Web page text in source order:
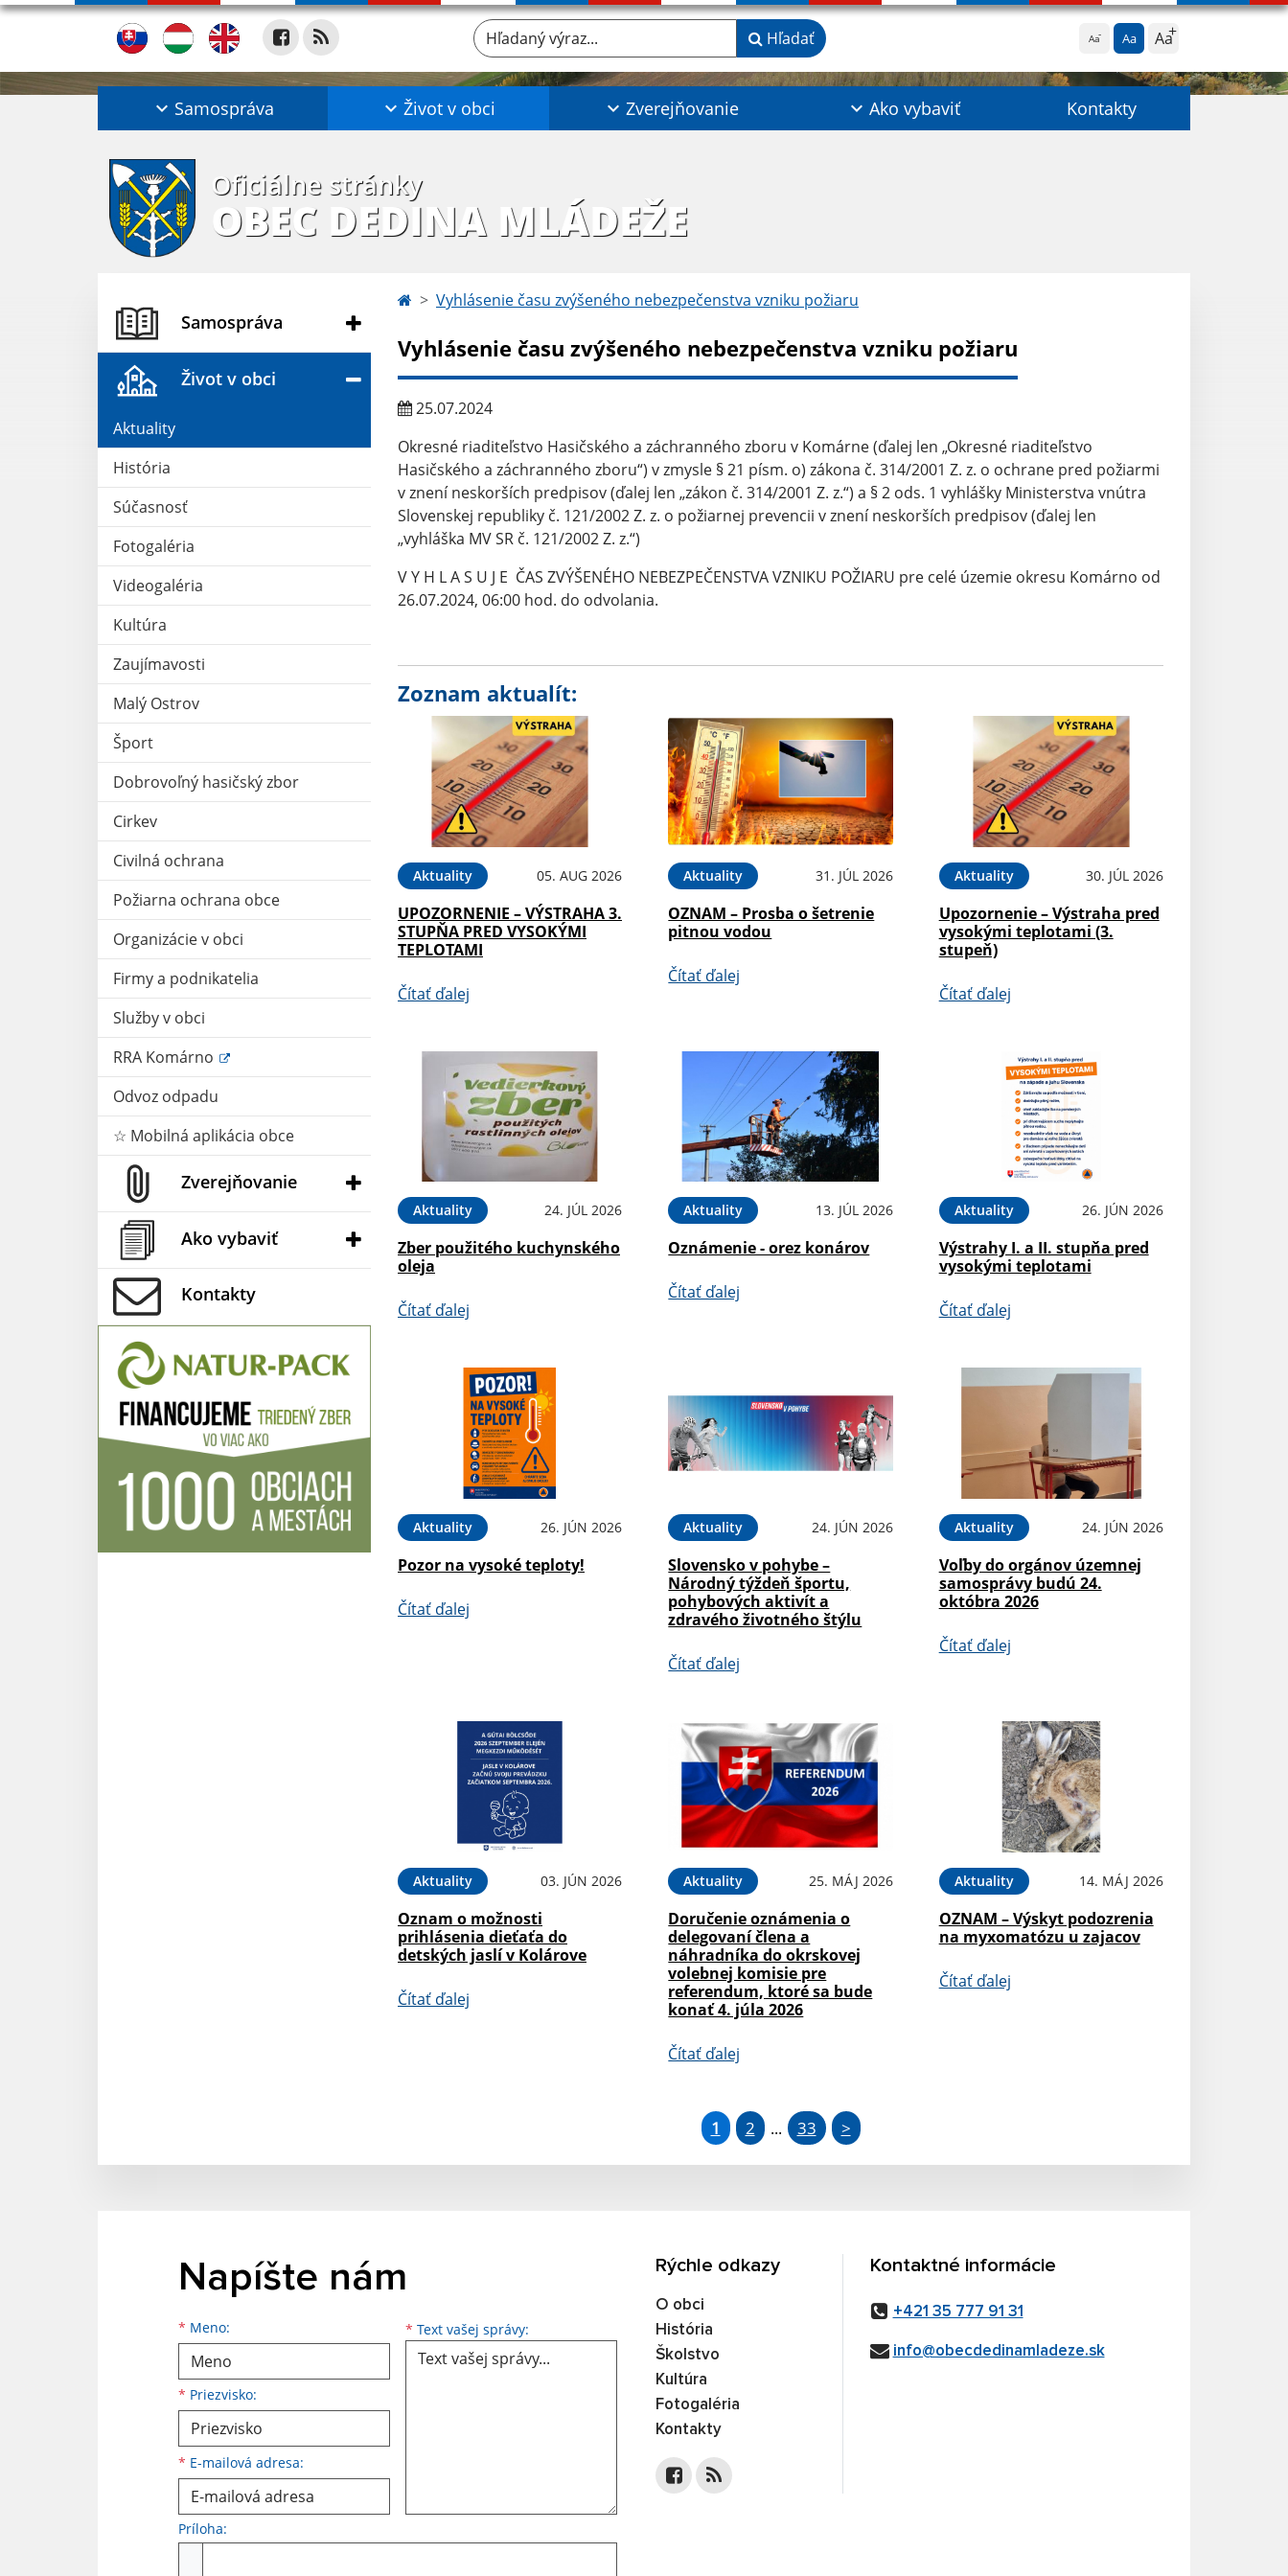
Aa Aa Aa
Hľadaný výraz... Hľadať
Samospráva Život v obci Zverejňovanie Ako vybaviť Kontakty
Oficiálne stránky
OBEC DEDINA MLÁDEŽE
Samospráva
Život v obci
Aktuality
História
Súčasnosť
Fotogaléria
Videogaléria
Kultúra
Zaujímavosti
Malý Ostrov
Šport
Dobrovoľný hasičský zbor
Cirkev
Civilná ochrana
Požiarna ochrana obce
Organizácie v obci
Firmy a podnikatelia
Služby v obci
RRA Komárno
Odvoz odpadu
☆ Mobilná aplikácia obce
Zverejňovanie
Ako vybaviť
Kontakty
Vyhlásenie času zvýšeného nebezpečenstva vzniku požiaru
Vyhlásenie času zvýšeného nebezpečenstva vzniku požiaru
25.07.2024
Okresné riaditeľstvo Hasičského a záchranného zboru v Komárne (ďalej len „Okresné riaditeľstvo
Hasičského a záchranného zboru“) v zmysle § 21 písm. o) zákona č. 314/2001 Z. z. o ochrane pred požiarmi
v znení neskorších predpisov (ďalej len „zákon č. 314/2001 Z. z.“) a § 2 ods. 1 vyhlášky Ministerstva vnútra
Slovenskej republiky č. 121/2002 Z. z. o požiarnej prevencii v znení neskorších predpisov (ďalej len
„vyhláška MV SR č. 121/2002 Z. z.“)
V Y H L A S U J E ČAS ZVÝŠENÉHO NEBEZPEČENSTVA VZNIKU POŽIARU pre celé územie okresu Komárno od
26.07.2024, 06:00 hod. do odvolania.
Zoznam aktualít:
Aktuality 05. AUG 2026
UPOZORNENIE – VÝSTRAHA 3.
STUPŇA PRED VYSOKÝMI
TEPLOTAMI
Čítať ďalej
Aktuality 31. JÚL 2026
OZNAM – Prosba o šetrenie
pitnou vodou
Čítať ďalej
Aktuality 30. JÚL 2026
Upozornenie – Výstraha pred
vysokými teplotami (3.
stupeň)
Čítať ďalej
Aktuality 24. JÚL 2026
Zber použitého kuchynského
oleja
Čítať ďalej
Aktuality 13. JÚL 2026
Oznámenie - orez konárov
Čítať ďalej
Aktuality 26. JÚN 2026
Výstrahy I. a II. stupňa pred
vysokými teplotami
Čítať ďalej
Aktuality 26. JÚN 2026
Pozor na vysoké teploty!
Čítať ďalej
Aktuality 24. JÚN 2026
Slovensko v pohybe –
Národný týždeň športu,
pohybových aktivít a
zdravého životného štýlu
Čítať ďalej
Aktuality 24. JÚN 2026
Voľby do orgánov územnej
samosprávy budú 24.
októbra 2026
Čítať ďalej
Aktuality 03. JÚN 2026
Oznam o možnosti
prihlásenia dieťaťa do
detských jaslí v Kolárove
Čítať ďalej
Aktuality 25. MÁJ 2026
Doručenie oznámenia o
delegovaní člena a
náhradníka do okrskovej
volebnej komisie pre
referendum, ktoré sa bude
konať 4. júla 2026
Čítať ďalej
Aktuality 14. MÁJ 2026
OZNAM – Výskyt podozrenia
na myxomatózu u zajacov
Čítať ďalej
1 2 ... 33 >
Napíšte nám
* Meno:
Meno
* Priezvisko:
Priezvisko
* E-mailová adresa:
E-mailová adresa * Text vašej správy: Text vašej správy...
Príloha:
Rýchle odkazy
O obci
História
Školstvo
Kultúra
Fotogaléria
Kontakty
Kontaktné informácie
+421 35 777 91 31
info@obecdedinamladeze.sk